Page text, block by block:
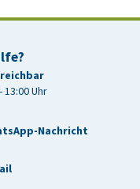
Uhr
Nachricht